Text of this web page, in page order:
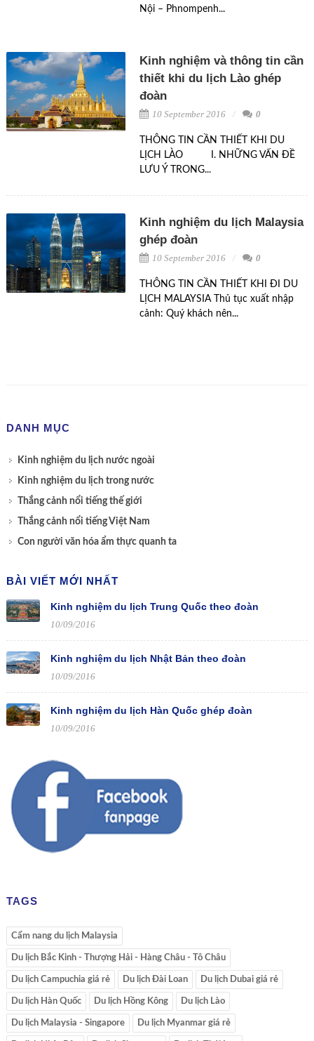
Nội – Phnompenh...
Kinh nghiệm và thông tin cần
thiết khi du lịch Lào ghép
đoàn
10 September 2016 0
THÔNG TIN CẦN THIẾT KHI DU
LỊCH LÀO I. NHỮNG VẤN ĐỀ
LƯU Ý TRONG...
Kinh nghiệm du lịch Malaysia
ghép đoàn
10 September 2016 0
THÔNG TIN CẦN THIẾT KHI ĐI DU
LỊCH MALAYSIA Thủ tục xuất nhập
cảnh: Quý khách nên...
DANH MỤC
Kinh nghiệm du lịch nước ngoài
Kinh nghiệm du lịch trong nước
Thắng cảnh nổi tiếng thế giới
Thắng cảnh nổi tiếng Việt Nam
Con người văn hóa ẩm thực quanh ta
BÀI VIẾT MỚI NHẤT
Kinh nghiệm du lịch Trung Quốc theo đoàn
10/09/2016
Kinh nghiệm du lịch Nhật Bản theo đoàn
10/09/2016
Kinh nghiệm du lịch Hàn Quốc ghép đoàn
10/09/2016
TAGS
Cẩm nang du lịch Malaysia
Du lịch Bắc Kinh - Thượng Hải - Hàng Châu - Tô Châu
Du lịch Campuchia giá rẻ Du lịch Đài Loan Du lịch Dubai giá rẻ
Du lịch Hàn Quốc Du lịch Hồng Kông Du lịch Lào
Du lịch Malaysia - Singapore Du lịch Myanmar giá rẻ